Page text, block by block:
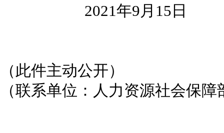
2021年9月15日
（此件主动公开）
（联系单位：人力资源社会保